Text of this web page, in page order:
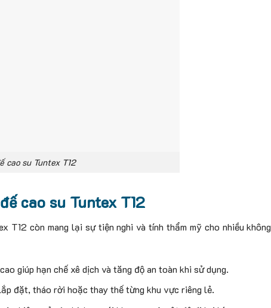
cao su Tuntex T12
cao su Tuntex T12
T12 còn mang lại sự tiện nghi và tính thẩm mỹ cho nhiều không
giúp hạn chế xê dịch và tăng độ an toàn khi sử dụng.
đặt, tháo rời hoặc thay thế từng khu vực riêng lẻ.